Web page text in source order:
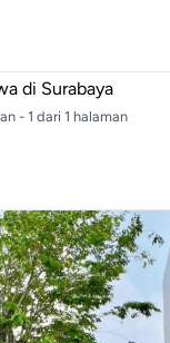
di Surabaya
- 1 dari 1 halaman